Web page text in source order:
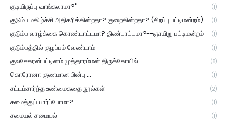
குடியிருப்பு வாங்கலாமா?" (1)
குடும்ப மகிழ்ச்சி அதிகரிக்கின்றதா? குறைகின்றதா? (சிறப்பு பட்டிமன்றம்) (1)
குடும்ப வாழ்க்கை கொண்டாட்டமா? திண்டாட்டமா?--ஞாயிறு பட்டிமன்றம் (1)
குடும்பத்தில் குழப்பம் வேண்டாம் (1)
குலசேகரன்பட்டினம் முத்தாரம்மன் திருக்கோயில் (8)
கொரோனா குணமான பின்பு ... (1)
சட்டம்சார்ந்த உண்மைகதை நூல்கள் (2)
சமைத்துப் பார்ப்போமா? (1)
சமையல் சமையல் (1)